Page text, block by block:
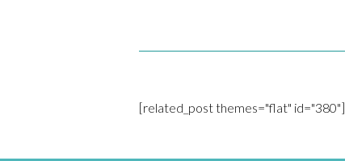
[related_post themes="flat" id="380"]